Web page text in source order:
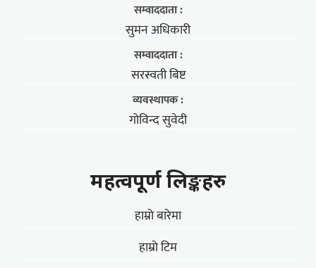
सम्वाददाता :
सुमन अधिकारी
सम्वाददाता :
सरस्वती बिष्ट
व्यवस्थापक :
गोविन्द सुवेदी
महत्वपूर्ण लिङ्कहरु
हाम्राे बारेमा
हाम्राे टिम